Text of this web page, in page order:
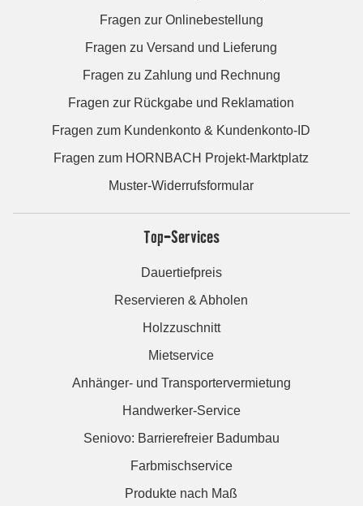
Fragen zur Onlinebestellung
Fragen zu Versand und Lieferung
Fragen zu Zahlung und Rechnung
Fragen zur Rückgabe und Reklamation
Fragen zum Kundenkonto & Kundenkonto-ID
Fragen zum HORNBACH Projekt-Marktplatz
Muster-Widerrufsformular
Top-Services
Dauertiefpreis
Reservieren & Abholen
Holzzuschnitt
Mietservice
Anhänger- und Transportervermietung
Handwerker-Service
Seniovo: Barrierefreier Badumbau
Farbmischservice
Produkte nach Maß